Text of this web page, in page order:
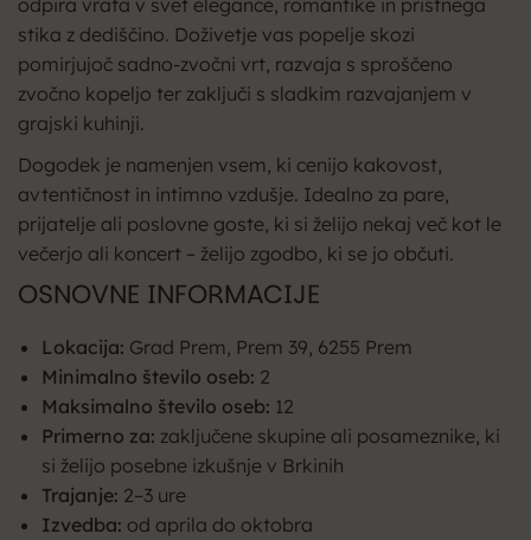
stika z dediščino. Doživetje vas popelje skozi
pomirjujoč sadno-zvočni vrt, razvaja s sproščeno
zvočno kopeljo ter zaključi s sladkim razvajanjem v
grajski kuhinji.
Dogodek je namenjen vsem, ki cenijo kakovost,
avtentičnost in intimno vzdušje. Idealno za pare,
prijatelje ali poslovne goste, ki si želijo nekaj več kot le
večerjo ali koncert – želijo zgodbo, ki se jo občuti.
OSNOVNE INFORMACIJE
Lokacija: Grad Prem, Prem 39, 6255 Prem
Minimalno število oseb: 2
Maksimalno število oseb: 12
Primerno za: zaključene skupine ali posameznike, ki
si želijo posebne izkušnje v Brkinih
Trajanje: 2–3 ure
Izvedba: od aprila do oktobra